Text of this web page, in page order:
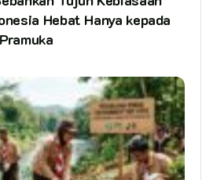
Hebat Hanya kepada